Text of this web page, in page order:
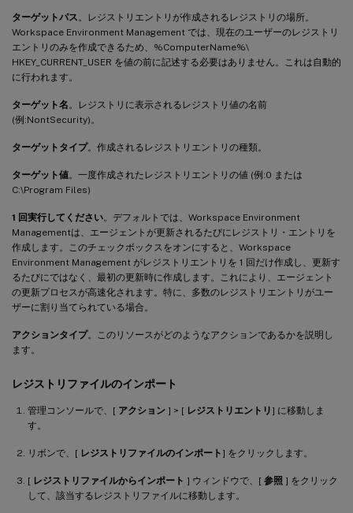
ターゲットパス 。レジストリエントリが作成されるレジストリの場所。
Workspace Environment Management では、現在のユーザーのレジストリ
エントリのみを作成できるため、%ComputerName%\
HKEY_CURRENT_USER を値の前に記述する必要はありません。これは自動的
に行われます。
ターゲット名 。レジストリに表示されるレジストリ値の名前
(例:NontSecurity)。
ターゲットタイプ。作成されるレジストリエントリの種類。
ターゲット値。一度作成されたレジストリエントリの値 (例:0 または
C:\Program Files)
1 回実行してください。デフォルトでは、Workspace Environment
Managementは、エージェントが更新されるたびにレジストリ・エントリを
作成します。このチェックボックスをオンにすると、Workspace
Environment Management がレジストリエントリを 1 回だけ作成し、更新す
るたびにではなく、最初の更新時に作成します。これにより、エージェント
の更新プロセスが高速化されます。特に、多数のレジストリエントリがユー
ザーに割り当てられている場合。
アクションタイプ。このリソースがどのようなアクションであるかを説明し
ます。
レジストリファイルのインポート
管理コンソールで、[ アクション ] > [ レジストリエントリ ] に移動しま
す。
リボンで、[ レジストリファイルのインポート ] をクリックします。
[ レジストリファイルからインポート ] ウィンドウで、[ 参照 ] をクリック
して、該当するレジストリファイルに移動します。